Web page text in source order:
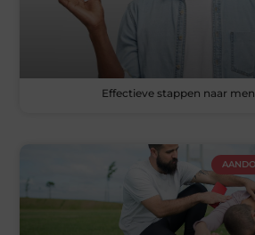
Effectieve stappen naar